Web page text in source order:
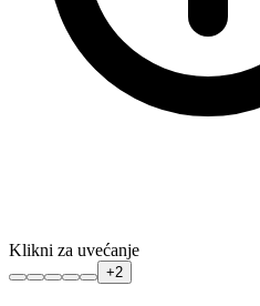
Klikni za uvećanje
+2